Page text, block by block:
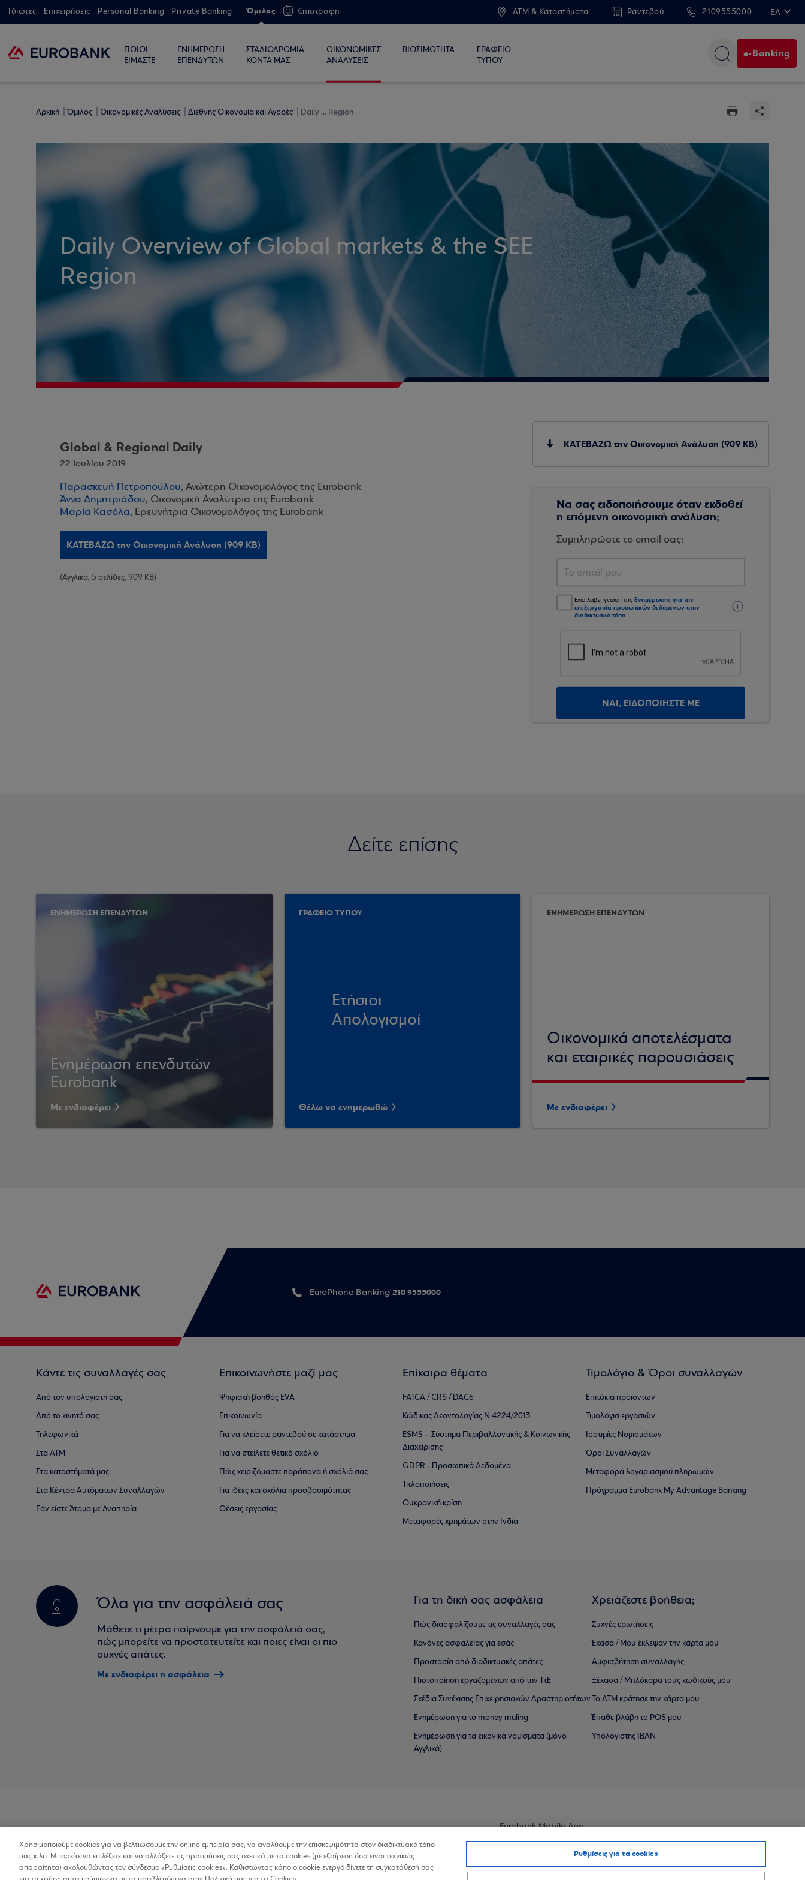
Ιδιώτες Επιχειρήσεις Personal Banking Private Banking Όμιλος €πιστροφή ATM & Καταστήματα Ραντεβού 2109555000 ΕΛ
ΠΟΙΟΙ
ΕΙΜΑΣΤΕ
ΕΝΗΜΕΡΩΣΗ
ΕΠΕΝΔΥΤΩΝ
ΣΤΑΔΙΟΔΡΟΜΙΑ
ΚΟΝΤΑ ΜΑΣ
ΟΙΚΟΝΟΜΙΚΕΣ
ΑΝΑΛΥΣΕΙΣ
ΒΙΩΣΙΜΟΤΗΤΑ
ΓΡΑΦΕΙΟ
ΤΥΠΟΥ
e-Banking
Αρχική Όμιλος Οικονομικές Αναλύσεις Διεθνής Οικονομία και Αγορές Daily ... Region
Daily Overview of Global markets & the SEE
Region
Global & Regional Daily
22 Ιουλίου 2019
Παρασκευή Πετροπούλου, Ανώτερη Οικονομολόγος της Eurobank
Άννα Δημητριάδου, Οικονομική Αναλύτρια της Eurobank
Μαρία Κασόλα, Ερευνήτρια Οικονομολόγος της Eurobank
ΚΑΤΕΒΑΖΩ την Οικονομική Ανάλυση (909 KB)
(Αγγλικά, 5 σελίδες, 909 KB)
ΚΑΤΕΒΑΖΩ την Οικονομική Ανάλυση (909 KB)
Να σας ειδοποιήσουμε όταν εκδοθεί
η επόμενη οικονομική ανάλυση;
Συμπληρώστε το email σας:
Έχω λάβει γνώση της Ενημέρωσης για την
επεξεργασία προσωπικών δεδομένων στον
διαδικτυακό τόπο.
ΝΑΙ, ΕΙΔΟΠΟΙΗΣΤΕ ΜΕ
Δείτε επίσης
ΕΝΗΜΕΡΩΣΗ ΕΠΕΝΔΥΤΩΝ
Ενημέρωση επενδυτών
Eurobank
Με ενδιαφέρει
ΓΡΑΦΕΙΟ ΤΥΠΟΥ
Ετήσιοι
Απολογισμοί
Θέλω να ενημερωθώ
ΕΝΗΜΕΡΩΣΗ ΕΠΕΝΔΥΤΩΝ
Οικονομικά αποτελέσματα
και εταιρικές παρουσιάσεις
Με ενδιαφέρει
EuroPhone Banking 210 9555000
Κάντε τις συναλλαγές σας
Από τον υπολογιστή σας
Από το κινητό σας
Τηλεφωνικά
Στα ΑΤΜ
Στα καταστήματά μας
Στα Κέντρα Αυτόματων Συναλλαγών
Εάν είστε Άτομα με Αναπηρία
Επικοινωνήστε μαζί μας
Ψηφιακή βοηθός EVA
Επικοινωνία
Για να κλείσετε ραντεβού σε κατάστημα
Για να στείλετε θετικό σχόλιο
Πώς χειριζόμαστε παράπονα ή σχόλιά σας
Για ιδέες και σχόλια προσβασιμότητας
Θέσεις εργασίας
Επίκαιρα θέματα
FATCA / CRS / DAC6
Κώδικας Δεοντολογίας Ν.4224/2013
ESMS – Σύστημα Περιβαλλοντικής & Κοινωνικής
Διαχείρισης
GDPR - Προσωπικά Δεδομένα
Τιτλοποιήσεις
Ουκρανική κρίση
Μεταφορές χρημάτων στην Ινδία
Τιμολόγιο & Όροι συναλλαγών
Επιτόκια προϊόντων
Τιμολόγια εργασιών
Ισοτιμίες Νομισμάτων
Όροι Συναλλαγών
Μεταφορά λογαριασμού πληρωμών
Πρόγραμμα Eurobank My Advantage Banking
Όλα για την ασφάλειά σας
Μάθετε τι μέτρα παίρνουμε για την ασφάλειά σας,
πώς μπορείτε να προστατευτείτε και ποιες είναι οι πιο
συχνές απάτες.
Με ενδιαφέρει η ασφάλεια
Για τη δική σας ασφάλεια
Πώς διασφαλίζουμε τις συναλλαγές σας
Κανόνες ασφαλείας για εσάς
Προστασία από διαδικτυακές απάτες
Πιστοποίηση εργαζομένων από την ΤτΕ
Σχέδια Συνέχισης Επιχειρησιακών ∆ραστηριοτήτων
Ενημέρωση για το money muling
Ενημέρωση για τα εικονικά νομίσματα (μόνο
Αγγλικά)
Χρειάζεστε βοήθεια;
Συχνές ερωτήσεις
Έχασα / Μου έκλεψαν την κάρτα μου
Αμφισβήτηση συναλλαγής
Ξέχασα / Μπλόκαρα τους κωδικούς μου
Το ΑΤΜ κράτησε την κάρτα μου
Έπαθε βλάβη το POS μου
Υπολογιστής IBAN
Προσβασιμότητα
Eurobank Mobile App
Χρησιμοποιούμε cookies για να βελτιώσουμε την online εμπειρία σας, να αναλύουμε την επισκεψιμότητα στον διαδικτυακό τόπο
μας κ.λπ. Μπορείτε να επιλέξετε και να αλλάξετε τις προτιμήσεις σας σχετικά με τα cookies (με εξαίρεση όσα είναι τεχνικώς
απαραίτητα) ακολουθώντας τον σύνδεσμο «Ρυθμίσεις cookies». Καθιστώντας κάποιο cookie ενεργό δίνετε τη συγκατάθεσή σας
Ρυθμίσεις για τα cookies